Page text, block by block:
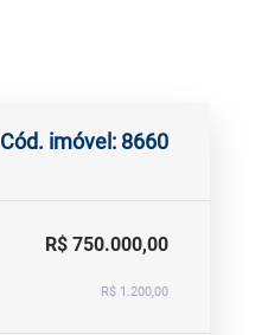
Cód. imóvel: 8660
R$ 750.000,00
R$ 1.200,00